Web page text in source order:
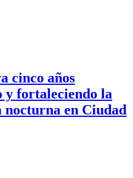
cinco años
y fortaleciendo la
en Ciudad